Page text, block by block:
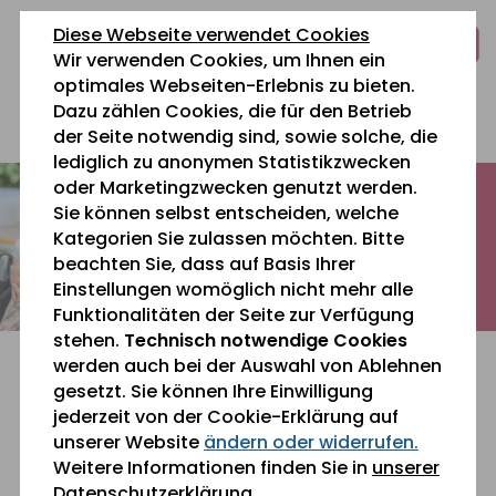
Diese Webseite verwendet Cookies
Wir verwenden Cookies, um Ihnen ein
optimales Webseiten-Erlebnis zu bieten.
Dazu zählen Cookies, die für den Betrieb
der Seite notwendig sind, sowie solche, die
lediglich zu anonymen Statistikzwecken
oder Marketingzwecken genutzt werden.
Sie können selbst entscheiden, welche
Kategorien Sie zulassen möchten. Bitte
beachten Sie, dass auf Basis Ihrer
Einstellungen womöglich nicht mehr alle
Funktionalitäten der Seite zur Verfügung
stehen. Technisch notwendige Cookies
werden auch bei der Auswahl von Ablehnen
gesetzt. Sie können Ihre Einwilligung
jederzeit von der Cookie-Erklärung auf
unserer Website ändern oder widerrufen.
Weitere Informationen finden Sie in unserer
zum
Inhalt
springen
zur
Navigation
springen
zum
Fußbereich
springen
0 26 42 40 60
Sie befinden sich gerade hier: